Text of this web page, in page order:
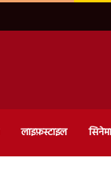
लाइफ़स्टाइल सिनेमा